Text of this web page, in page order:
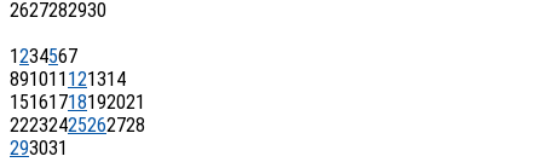
2627282930
1234567
891011 121314
15161718192021
22232425262728
293031